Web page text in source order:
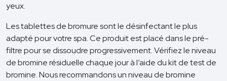
yeux.
Les tablettes de bromure sont le désinfectant le plus
adapté pour votre spa. Ce produit est placé dans le pré-
filtre pour se dissoudre progressivement. Vérifiez le niveau
de bromine résiduelle chaque jour à l’aide du kit de test de
bromine. Nous recommandons un niveau de bromine